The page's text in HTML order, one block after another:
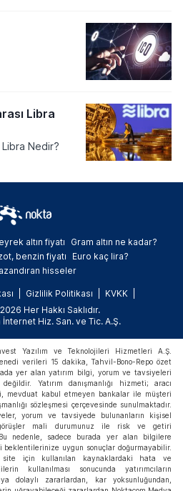
Libra
Nedir?
altın fiyatı
Gram altın ne kadar?
benzin fiyatı
Euro kaç lira?
hisseler
Gizlilik Politikası
KVKK
Her Hakkı Saklıdır.
Hiz. San. ve Tic. A.Ş.
Yazılım ve Teknolojileri Hizmetleri A.Ş.
verileri 15 dakika, Tahvil-Bono-Repo özet
yer alan yatırım bilgi, yorum ve tavsiyeleri
değildir. Yatırım danışmanlığı hizmeti; aracı
mevduat kabul etmeyen bankalar ile müşteri
sözleşmesi çerçevesinde sunulmaktadır.
yorum ve tavsiyede bulunanların kişisel
görüşler mali durumunuz ile risk ve getiri
nedenle, sadece burada yer alan bilgilere
beklentilerinize uygun sonuçlar doğurmayabilir.
için kullanılan kaynaklardaki hata ve
kullanılması sonucunda yatırımcıların
dolaylı zararlardan, kar yoksunluğundan,